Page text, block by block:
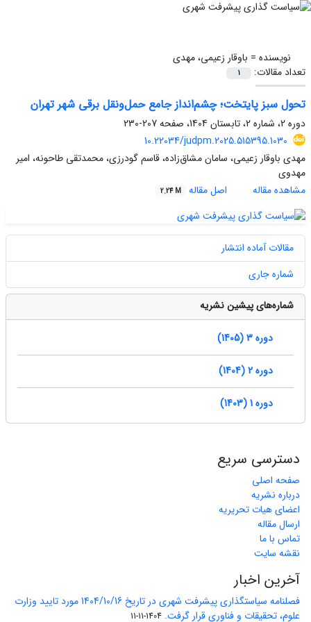
نویسنده = باوقار زعیمی، مهدی
تعداد مقالات:
1
تحول سبز پایتخت؛ چشم‌انداز جامع حمل‌ونقل برقی شهر تهران
دوره 2، شماره 2، تابستان 1404، صفحه
207-230
10.22034/judpm.2025.515395.1030
مهدی باوقار زعیمی، سامان مشاق‌زاده، قاسم گودرزی، محمدتقی طاحونه، امیر
مهدوی
مشاهده مقاله
اصل مقاله 2.24 M
مقالات آماده انتشار
شماره جاری
شماره‌های پیشین نشریه
دوره 3 (1405)
دوره 2 (1404)
دوره 1 (1403)
دسترسی سریع
صفحه اصلی
درباره نشریه
اعضای هیات تحریریه
ارسال مقاله
تماس با ما
نقشه سایت
آخرین اخبار
فصلنامه سیاستگذاری پیشرفت شهری در تاریخ 1404/10/16 مورد تایید وزارت
علوم، تحقیقات و فناوری قرار گرفت. 1404-11-11